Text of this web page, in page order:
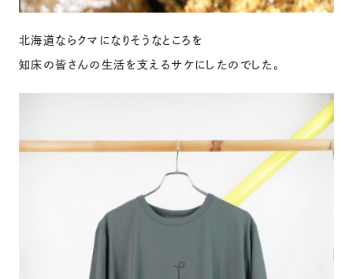
北海道ならクマになりそうなところを
知床の皆さんの生活を支えるサケにしたのでした。